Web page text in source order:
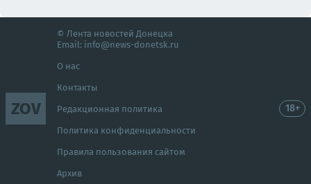
ZOV
© Лента новостей Донецка
Email: info@news-donetsk.ru
О нас
Контакты
Редакционная политика
Политика конфиденциальности
Правила пользования сайтом
Архив
18+